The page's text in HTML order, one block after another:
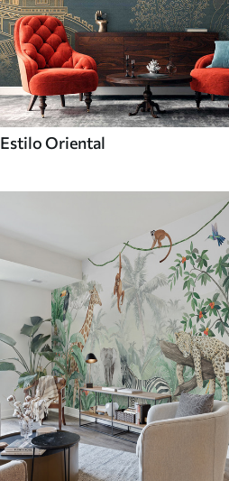
Estilo Oriental